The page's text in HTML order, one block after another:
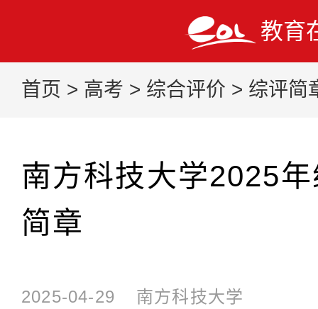
教育
首页 > 高考 > 综合评价 > 综评简
南方科技大学2025
简章
2025-04-29 南方科技大学